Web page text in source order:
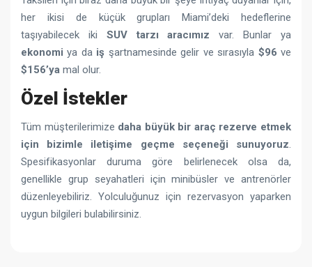
her ikisi de küçük grupları Miami’deki hedeflerine
taşıyabilecek iki SUV tarzı aracımız var. Bunlar ya
ekonomi ya da iş şartnamesinde gelir ve sırasıyla $96 ve
$156’ya mal olur.
Özel İstekler
Tüm müşterilerimize daha büyük bir araç rezerve etmek
için bizimle iletişime geçme seçeneği sunuyoruz.
Spesifikasyonlar duruma göre belirlenecek olsa da,
genellikle grup seyahatleri için minibüsler ve antrenörler
düzenleyebiliriz. Yolculuğunuz için rezervasyon yaparken
uygun bilgileri bulabilirsiniz.